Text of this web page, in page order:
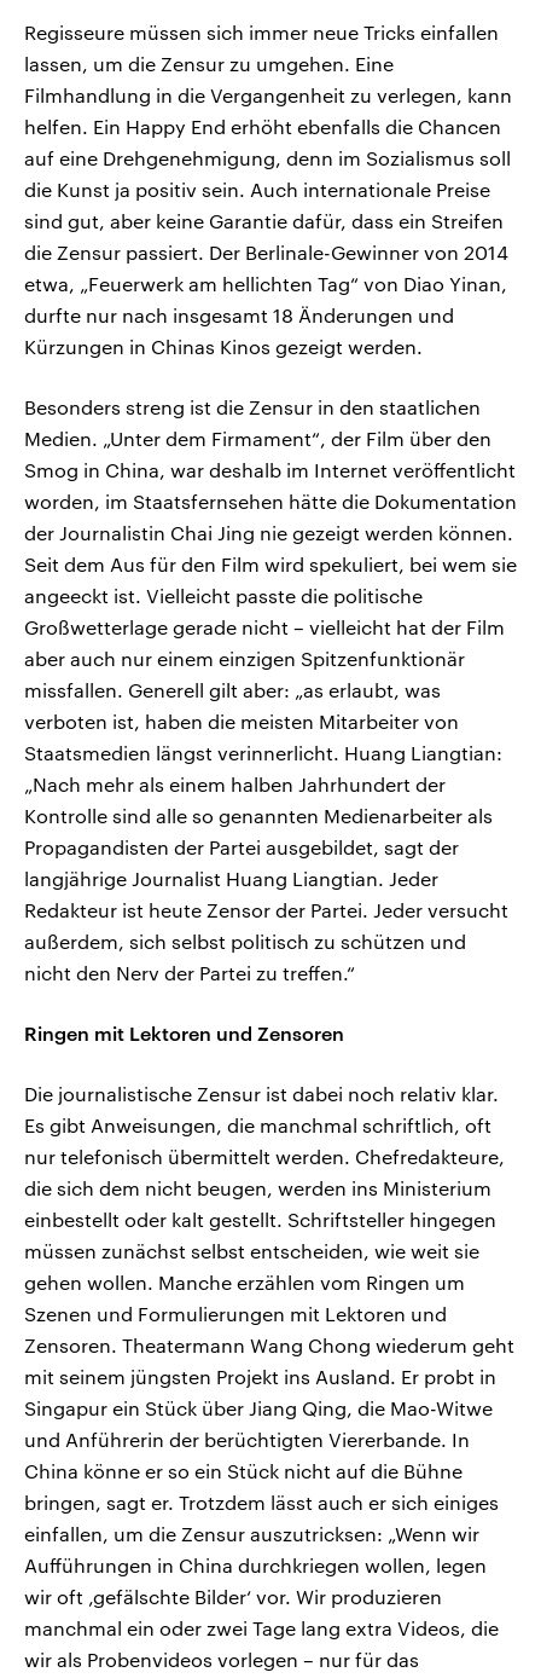
Regisseure müssen sich immer neue Tricks einfallen
lassen, um die Zensur zu umgehen. Eine
Filmhandlung in die Vergangenheit zu verlegen, kann
helfen. Ein Happy End erhöht ebenfalls die Chancen
auf eine Drehgenehmigung, denn im Sozialismus soll
die Kunst ja positiv sein. Auch internationale Preise
sind gut, aber keine Garantie dafür, dass ein Streifen
die Zensur passiert. Der Berlinale-Gewinner von 2014
etwa, „Feuerwerk am hellichten Tag“ von Diao Yinan,
durfte nur nach insgesamt 18 Änderungen und
Kürzungen in Chinas Kinos gezeigt werden.
Besonders streng ist die Zensur in den staatlichen
Medien. „Unter dem Firmament“, der Film über den
Smog in China, war deshalb im Internet veröffentlicht
worden, im Staatsfernsehen hätte die Dokumentation
der Journalistin Chai Jing nie gezeigt werden können.
Seit dem Aus für den Film wird spekuliert, bei wem sie
angeeckt ist. Vielleicht passte die politische
Großwetterlage gerade nicht – vielleicht hat der Film
aber auch nur einem einzigen Spitzenfunktionär
missfallen. Generell gilt aber: „as erlaubt, was
verboten ist, haben die meisten Mitarbeiter von
Staatsmedien längst verinnerlicht. Huang Liangtian:
„Nach mehr als einem halben Jahrhundert der
Kontrolle sind alle so genannten Medienarbeiter als
Propagandisten der Partei ausgebildet, sagt der
langjährige Journalist Huang Liangtian. Jeder
Redakteur ist heute Zensor der Partei. Jeder versucht
außerdem, sich selbst politisch zu schützen und
nicht den Nerv der Partei zu treffen.“
Ringen mit Lektoren und Zensoren
Die journalistische Zensur ist dabei noch relativ klar.
Es gibt Anweisungen, die manchmal schriftlich, oft
nur telefonisch übermittelt werden. Chefredakteure,
die sich dem nicht beugen, werden ins Ministerium
einbestellt oder kalt gestellt. Schriftsteller hingegen
müssen zunächst selbst entscheiden, wie weit sie
gehen wollen. Manche erzählen vom Ringen um
Szenen und Formulierungen mit Lektoren und
Zensoren. Theatermann Wang Chong wiederum geht
mit seinem jüngsten Projekt ins Ausland. Er probt in
Singapur ein Stück über Jiang Qing, die Mao-Witwe
und Anführerin der berüchtigten Viererbande. In
China könne er so ein Stück nicht auf die Bühne
bringen, sagt er. Trotzdem lässt auch er sich einiges
einfallen, um die Zensur auszutricksen: „Wenn wir
Aufführungen in China durchkriegen wollen, legen
wir oft ‚gefälschte Bilder‘ vor. Wir produzieren
manchmal ein oder zwei Tage lang extra Videos, die
wir als Probenvideos vorlegen – nur für das